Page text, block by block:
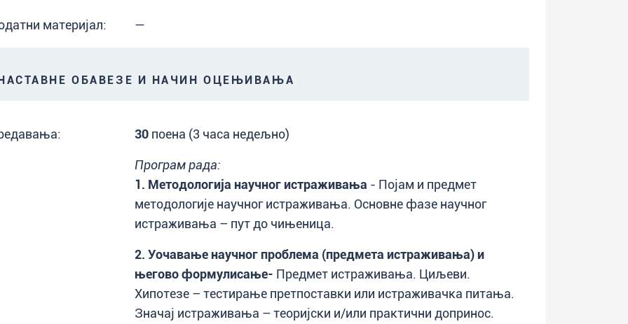
материјал: —
ОБАВЕЗЕ И НАЧИН ОЦЕЊИВАЊА
30 поена (3 часа недељно)
Програм рада:
1. Методологија научног истраживања - Појам и предмет
методологије научног истраживања. Основне фазе научног
истраживања – пут до чињеница.
2. Уочавање научног проблема (предмета истраживања) и
његово формулисање- Предмет истраживања. Циљеви.
Хипотезе – тестирање претпоставки или истраживачка питања.
Значај истраживања – теоријски и/или практични допринос.